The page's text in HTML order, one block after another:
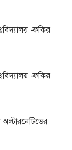
-ফকির
-ফকির